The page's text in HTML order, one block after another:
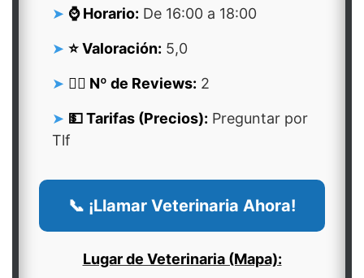
⌚ Horario: De 16:00 a 18:00
⭐ Valoración: 5,0
👍🏻 Nº de Reviews: 2
💵 Tarifas (Precios): Preguntar por
Tlf
📞 ¡Llamar Veterinaria Ahora!
Lugar de Veterinaria (Mapa):